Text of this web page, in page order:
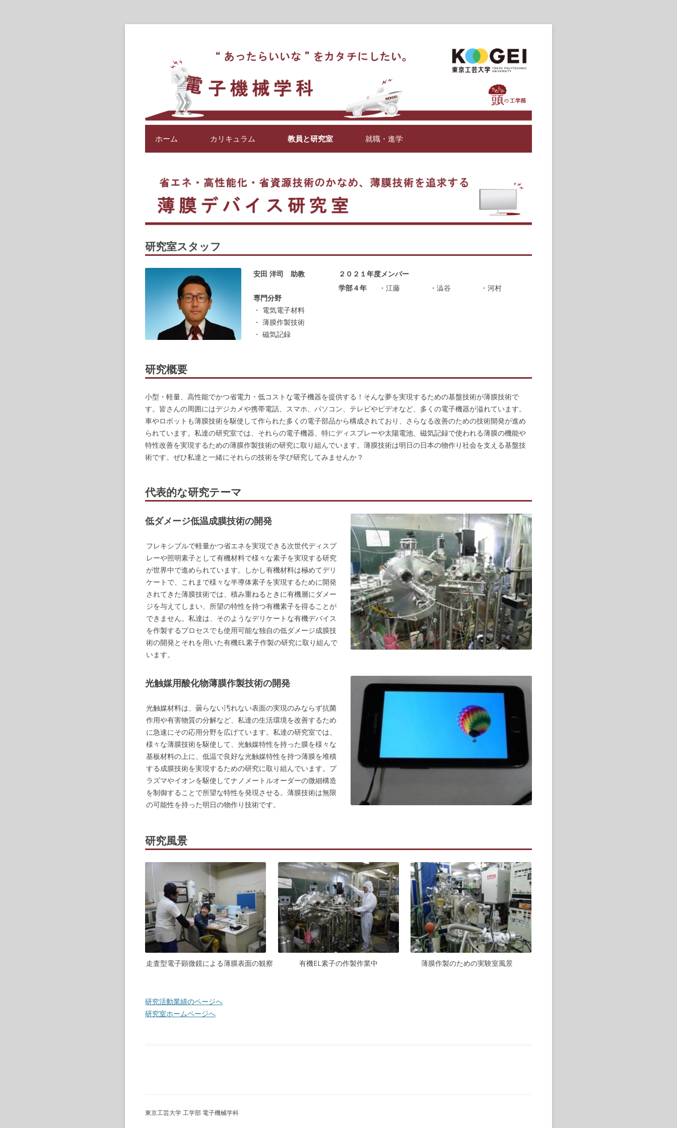
東京工芸大学 工学部 電子機械学科
コ
ツ
キ
ッ
ホーム カリキュラム
学びのイメージ
電子機械学科の魅力
教員と研究室
知能ロボットシステム研究室
レーザ制御研究室
マイクロ波研究室
ウェアラブルロボット研究室
電波システム工学研究室
応用分光学研究室
就職・進学
研究室スタッフ
安田 洋司 助教
専門分野
・ 電気電子材料
・ 薄膜作製技術
・ 磁気記録
２０２１年度メンバー
学部４年 ・江藤 ・澁谷 ・河村
研究概要
小型・軽量、高性能でかつ省電力・低コストな電子機器を提供する！そんな夢を実現するための基盤技術が薄膜技術で
す。皆さんの周囲にはデジカメや携帯電話、スマホ、パソコン、テレビやビデオなど、多くの電子機器が溢れています。
車やロボットも薄膜技術を駆使して作られた多くの電子部品から構成されており、さらなる改善のための技術開発が進め
られています。私達の研究室では、それらの電子機器、特にディスプレーや太陽電池、磁気記録で使われる薄膜の機能や
特性改善を実現するための薄膜作製技術の研究に取り組んでいます。薄膜技術は明日の日本の物作り社会を支える基盤技
術です。ぜひ私達と一緒にそれらの技術を学び研究してみませんか？
代表的な研究テーマ
低ダメージ低温成膜技術の開発
フレキシブルで軽量かつ省エネを実現できる次世代ディスプ
レーや照明素子として有機材料で様々な素子を実現する研究
が世界中で進められています。しかし有機材料は極めてデリ
ケートで、これまで様々な半導体素子を実現するために開発
されてきた薄膜技術では、積み重ねるときに有機層にダメー
ジを与えてしまい、所望の特性を持つ有機素子を得ることが
できません。私達は、そのようなデリケートな有機デバイス
を作製するプロセスでも使用可能な独自の低ダメージ成膜技
術の開発とそれを用いた有機EL素子作製の研究に取り組んで
います。
光触媒用酸化物薄膜作製技術の開発
光触媒材料は、曇らない汚れない表面の実現のみならず抗菌
作用や有害物質の分解など、私達の生活環境を改善するため
に急速にその応用分野を広げています。私達の研究室では、
様々な薄膜技術を駆使して、光触媒特性を持った膜を様々な
基板材料の上に、低温で良好な光触媒特性を持つ薄膜を堆積
する成膜技術を実現するための研究に取り組んでいます。プ
ラズマやイオンを駆使してナノメートルオーダーの微細構造
を制御することで所望な特性を発現させる。薄膜技術は無限
の可能性を持った明日の物作り技術です。
研究風景
走査型電子顕微鏡による薄膜表面の観察 有機EL素子の作製作業中 薄膜作製のための実験室風景
研究活動業績のページへ
研究室ホームページへ
東京工芸大学 工学部 電子機械学科